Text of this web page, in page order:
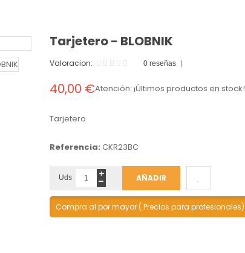
Tarjetero - BLOBNIK
Valoracion: 0 reseñas
40,00 €Atención: ¡Últimos productos en stock!
Tarjetero
Referencia: CKR23BC
Uds +
- AÑADIR
Compra al por mayor ( Precios para profesionales)